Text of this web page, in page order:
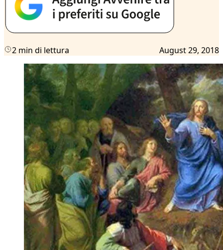
2 min di lettura August 29, 2018